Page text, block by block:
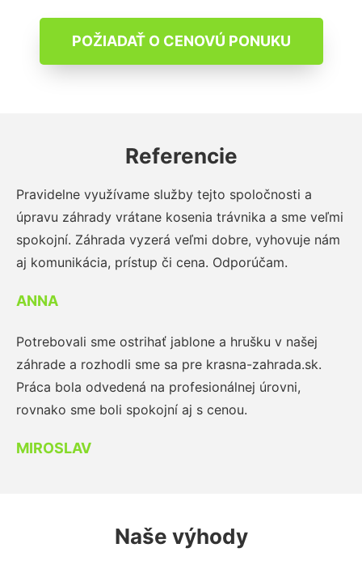
POŽIADAŤ O CENOVÚ PONUKU
Referencie
Pravidelne využívame služby tejto spoločnosti a
úpravu záhrady vrátane kosenia trávnika a sme veľmi
spokojní. Záhrada vyzerá veľmi dobre, vyhovuje nám
aj komunikácia, prístup či cena. Odporúčam.
ANNA
Potrebovali sme ostrihať jablone a hrušku v našej
záhrade a rozhodli sme sa pre krasna-zahrada.sk.
Práca bola odvedená na profesionálnej úrovni,
rovnako sme boli spokojní aj s cenou.
MIROSLAV
Naše výhody